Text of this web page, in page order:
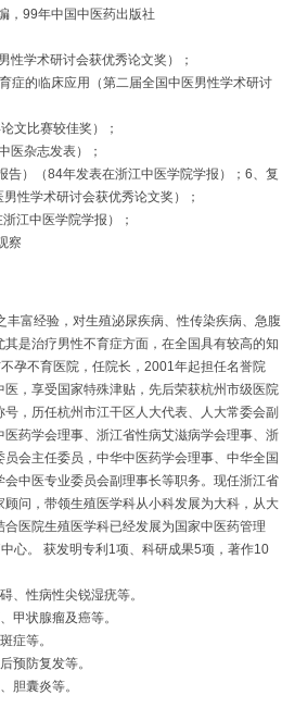
，99年中国中医药出版社
性学术研讨会获优秀论文奖）；
症的临床应用（第二届全国中医男性学术研讨
文比赛较佳奖）；
医杂志发表）；
）（84年发表在浙江中医学院学报）；6、复
性学术研讨会获优秀论文奖）；
江中医学院学报）；
察
富经验，对生殖泌尿疾病、性传染疾病、急腹
是治疗男性不育症方面，在全国具有较高的知
孕不育医院，任院长，2001年起担任名誉院
，享受国家特殊津贴，先后荣获杭州市级医院
，历任杭州市江干区人大代表、人大常委会副
药学会理事、浙江省性病艾滋病学会理事、浙
会主任委员，中华中医药学会理事、中华全国
中医专业委员会副理事长等职务。现任浙江省
问，带领生殖医学科从小科发展为大科，从大
医院生殖医学科已经发展为国家中医药管理
心。 获发明专利1项、科研成果5项，著作10
、性病性尖锐湿疣等。
甲状腺瘤及癌等。
症等。
预防复发等。
胆囊炎等。